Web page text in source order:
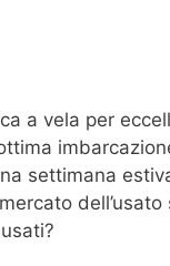
a vela per
settimana